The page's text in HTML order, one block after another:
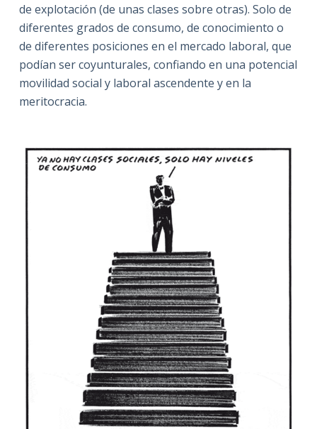
de explotación (de unas clases sobre otras). Solo de
diferentes grados de consumo, de conocimiento o
de diferentes posiciones en el mercado laboral, que
podían ser coyunturales, confiando en una potencial
movilidad social y laboral ascendente y en la
meritocracia.